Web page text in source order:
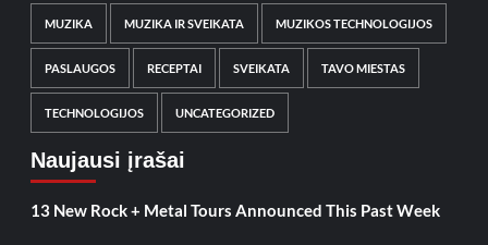
MUZIKA MUZIKA IR SVEIKATA MUZIKOS TECHNOLOGIJOS
PASLAUGOS RECEPTAI SVEIKATA TAVO MIESTAS
TECHNOLOGIJOS UNCATEGORIZED
Naujausi įrašai
13 New Rock + Metal Tours Announced This Past Week